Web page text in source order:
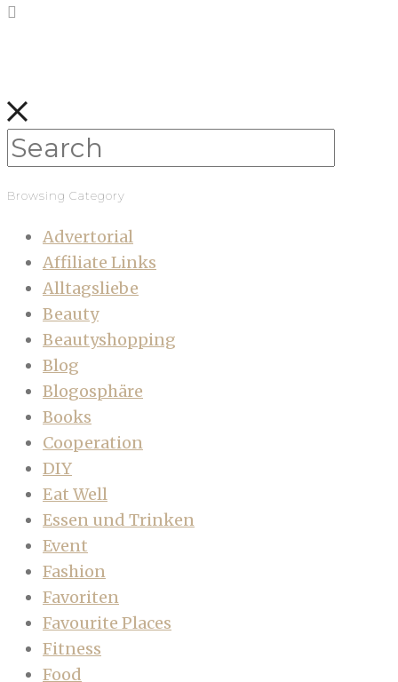
Browsing Category
Advertorial
Affiliate Links
Alltagsliebe
Beauty
Beautyshopping
Blog
Blogosphäre
Books
Cooperation
DIY
Eat Well
Essen und Trinken
Event
Fashion
Favoriten
Favourite Places
Fitness
Food